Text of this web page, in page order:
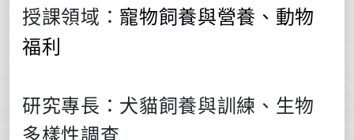
授課領域： 寵物飼養與營養、動物
福利
研究專長：犬貓飼養與訓練、生物
多樣性調查